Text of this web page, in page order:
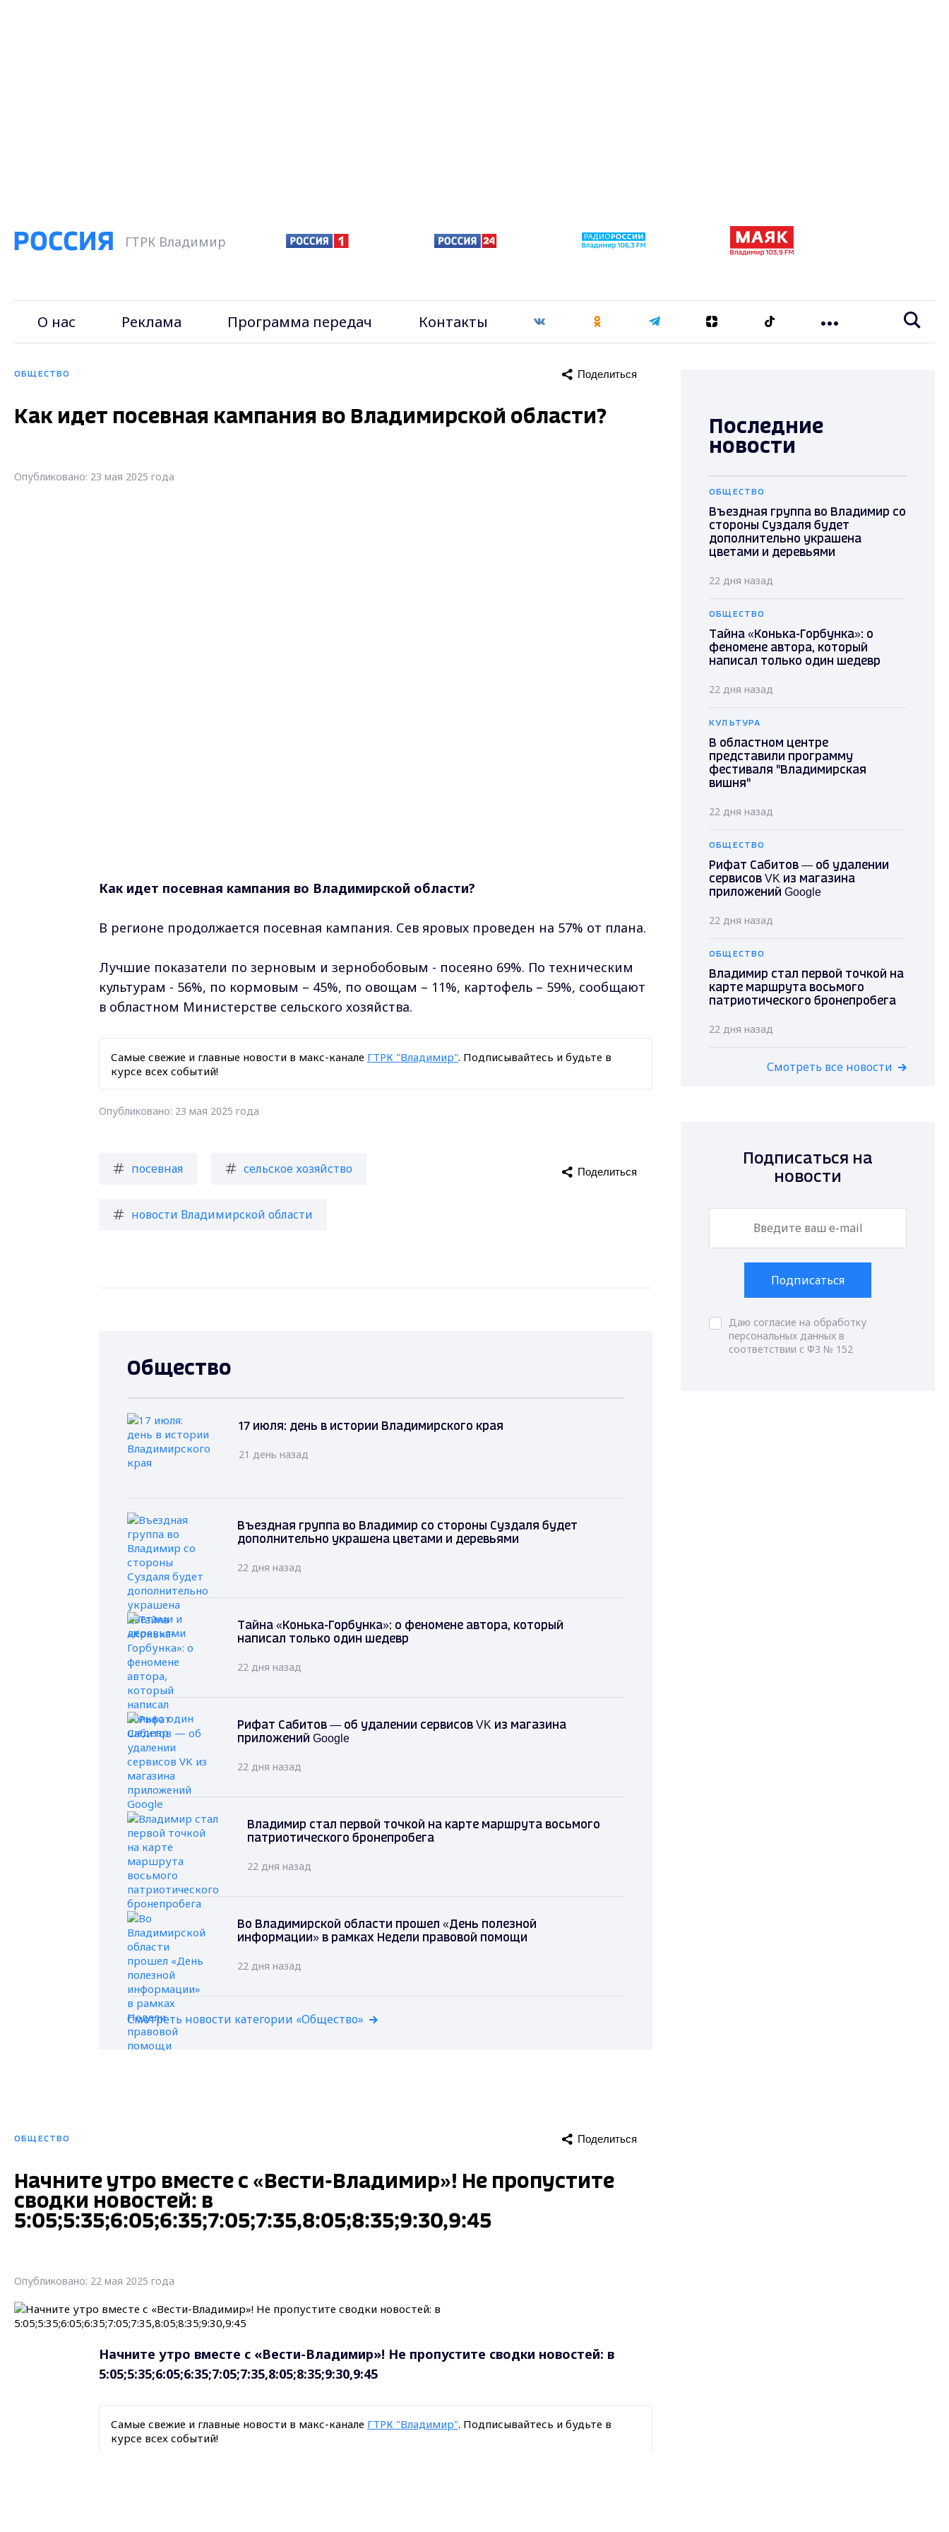
ГТРК Владимир
О нас Реклама Программа передач Контакты
ОБЩЕСТВО Поделиться
Как идет посевная кампания во Владимирской области?
Опубликовано: 23 мая 2025 года
Как идет посевная кампания во Владимирской области?
В регионе продолжается посевная кампания. Сев яровых проведен на 57% от плана.
Лучшие показатели по зерновым и зернобобовым - посеяно 69%. По техническим
культурам - 56%, по кормовым – 45%, по овощам – 11%, картофель – 59%, сообщают
в областном Министерстве сельского хозяйства.
Самые свежие и главные новости в макс-канале ГТРК "Владимир". Подписывайтесь и будьте в
курсе всех событий!
Опубликовано: 23 мая 2025 года
посевная сельское хозяйство
новости Владимирской области
Поделиться
Общество
17 июля: день в истории Владимирского края
21 день назад
Въездная группа во Владимир со стороны Суздаля будет
дополнительно украшена цветами и деревьями
22 дня назад
Тайна «Конька-Горбунка»: о феномене автора, который
написал только один шедевр
22 дня назад
Рифат Сабитов — об удалении сервисов VK из магазина
приложений Google
22 дня назад
Владимир стал первой точкой на карте маршрута восьмого
патриотического бронепробега
22 дня назад
Во Владимирской области прошел «День полезной
информации» в рамках Недели правовой помощи
22 дня назад
Смотреть новости категории «Общество»
ОБЩЕСТВО Поделиться
Начните утро вместе с «Вести-Владимир»! Не пропустите
сводки новостей: в
5:05;5:35;6:05;6:35;7:05;7:35,8:05;8:35;9:30,9:45
Опубликовано: 22 мая 2025 года
Начните утро вместе с «Вести-Владимир»! Не пропустите сводки новостей: в
5:05;5:35;6:05;6:35;7:05;7:35,8:05;8:35;9:30,9:45
Самые свежие и главные новости в макс-канале ГТРК "Владимир". Подписывайтесь и будьте в
курсе всех событий!
Последние
новости
ОБЩЕСТВО
Въездная группа во Владимир со
стороны Суздаля будет
дополнительно украшена
цветами и деревьями
22 дня назад
ОБЩЕСТВО
Тайна «Конька-Горбунка»: о
феномене автора, который
написал только один шедевр
22 дня назад
КУЛЬТУРА
В областном центре
представили программу
фестиваля "Владимирская
вишня"
22 дня назад
ОБЩЕСТВО
Рифат Сабитов — об удалении
сервисов VK из магазина
приложений Google
22 дня назад
ОБЩЕСТВО
Владимир стал первой точкой на
карте маршрута восьмого
патриотического бронепробега
22 дня назад
Смотреть все новости
Подписаться на
новости
Подписаться
Даю согласие на обработку
персональных данных в
соответствии с ФЗ № 152